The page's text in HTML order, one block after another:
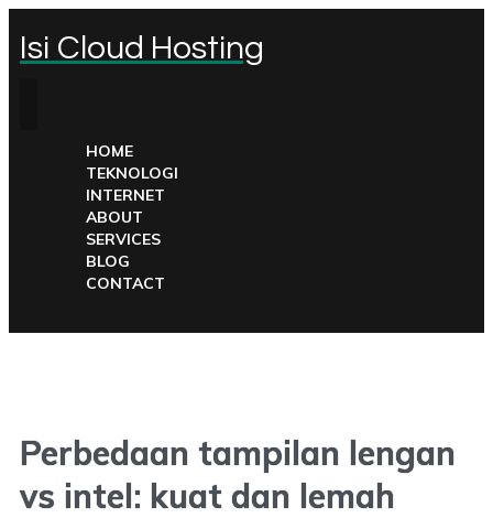
Isi Cloud Hosting
HOME
TEKNOLOGI
INTERNET
ABOUT
SERVICES
BLOG
CONTACT
Perbedaan tampilan lengan
vs intel: kuat dan lemah